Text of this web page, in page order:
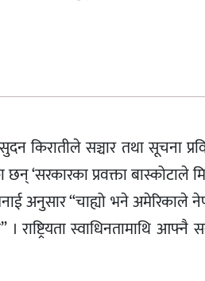
किरातीले सञ्चार तथा सूचना
‘सरकारका प्रवक्ता बास्कोटाले
अनुसार “चाह्यो भने अमेरिकाले
स्वाधिनतामाथि आफ्नै